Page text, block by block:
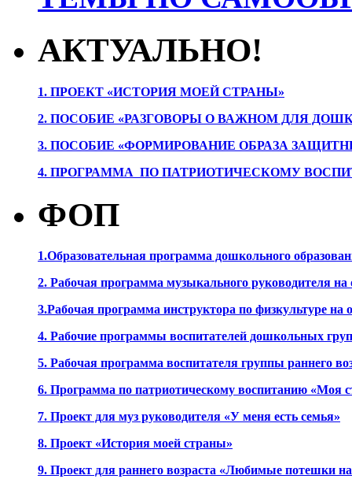
АКТУАЛЬНО!
1. ПРОЕКТ «ИСТОРИЯ МОЕЙ СТРАНЫ»
2. ПОСОБИЕ «РАЗГОВОРЫ О ВАЖНОМ ДЛЯ
3. ПОСОБИЕ «ФОРМИРОВАНИЕ ОБРАЗА
4. ПРОГРАММА ПО ПАТРИОТИЧЕСКОМУ
ФОП
1.Образовательная программа дошкольного
2. Рабочая программа музыкального руководителя
3.Рабочая программа инструктора по физкультуре
4. Рабочие программы воспитателей дошкольных
5. Рабочая программа воспитателя группы раннего
6. Программа по патриотическому воспитанию «Моя
7. Проект для муз руководителя «У меня есть семья»
8. Проект «История моей страны»
9. Проект для раннего возраста «Любимые потешки